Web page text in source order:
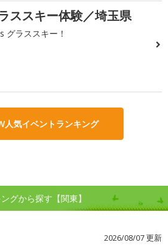
ススキー体験／埼玉県
グラススキー！
人気イベントランキング
グから探す【関東】
2026/08/07 更新